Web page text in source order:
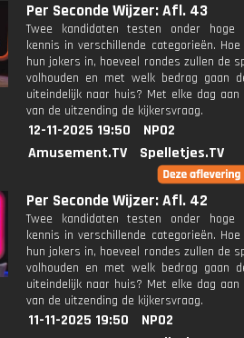
Per Seconde Wijzer: Afl. 43
Twee kandidaten testen onder hoge
kennis in verschillende categorieën.
hun jokers in, hoeveel rondes zullen de
volhouden en met welk bedrag gaan
uiteindelijk naar huis? Met elke dag
van de uitzending de kijkersvraag.
12-11-2025 19:50
NPO2
Amusement.TV
Spelletjes.TV
Per Seconde Wijzer: Afl. 42
Twee kandidaten testen onder hoge
kennis in verschillende categorieën.
hun jokers in, hoeveel rondes zullen de
volhouden en met welk bedrag gaan
uiteindelijk naar huis? Met elke dag
van de uitzending de kijkersvraag.
11-11-2025 19:50
NPO2